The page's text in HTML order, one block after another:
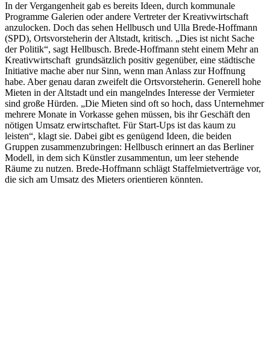
In der Vergangenheit gab es bereits Ideen, durch kommunale
Programme Galerien oder andere Vertreter der Kreativwirtschaft
anzulocken. Doch das sehen Hellbusch und Ulla Brede-Hoffmann
(SPD), Ortsvorsteherin der Altstadt, kritisch. „Dies ist nicht Sache
der Politik“, sagt Hellbusch. Brede-Hoffmann steht einem Mehr an
Kreativwirtschaft grundsätzlich positiv gegenüber, eine städtische
Initiative mache aber nur Sinn, wenn man Anlass zur Hoffnung
habe. Aber genau daran zweifelt die Ortsvorsteherin. Generell hohe
Mieten in der Altstadt und ein mangelndes Interesse der Vermieter
sind große Hürden. „Die Mieten sind oft so hoch, dass Unternehmer
mehrere Monate in Vorkasse gehen müssen, bis ihr Geschäft den
nötigen Umsatz erwirtschaftet. Für Start-Ups ist das kaum zu
leisten“, klagt sie. Dabei gibt es genügend Ideen, die beiden
Gruppen zusammenzubringen: Hellbusch erinnert an das Berliner
Modell, in dem sich Künstler zusammentun, um leer stehende
Räume zu nutzen. Brede-Hoffmann schlägt Staffelmietverträge vor,
die sich am Umsatz des Mieters orientieren könnten.